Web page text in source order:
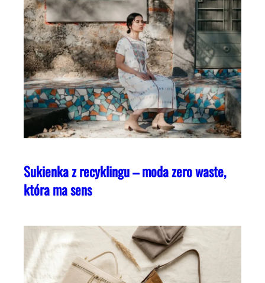
Sukienka z recyklingu – moda zero waste,
która ma sens